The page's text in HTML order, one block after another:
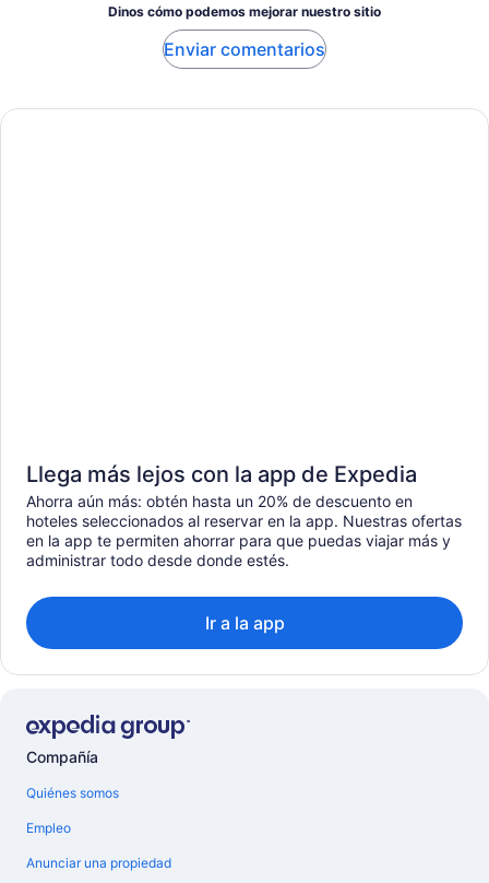
Dinos cómo podemos mejorar nuestro sitio
Enviar comentarios
Llega más lejos con la app de Expedia
Ahorra aún más: obtén hasta un 20% de descuento en
hoteles seleccionados al reservar en la app. Nuestras ofertas
en la app te permiten ahorrar para que puedas viajar más y
administrar todo desde donde estés.
Ir a la app
Compañía
Quiénes somos
Empleo
Anunciar una propiedad